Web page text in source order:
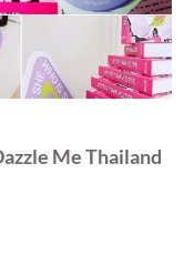
Me Thailand